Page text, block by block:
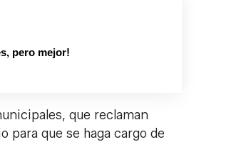
pero mejor!
que reclaman
para que se haga cargo de